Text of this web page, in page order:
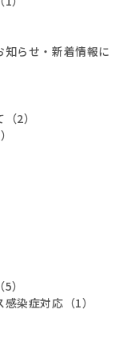
らせ・新着情報に
2）
）
染症対応（1）